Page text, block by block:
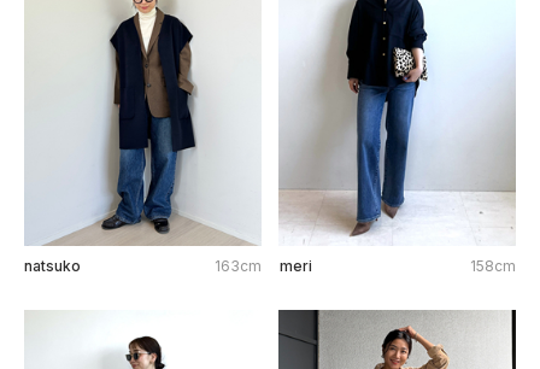
natsuko 163cm meri 158cm